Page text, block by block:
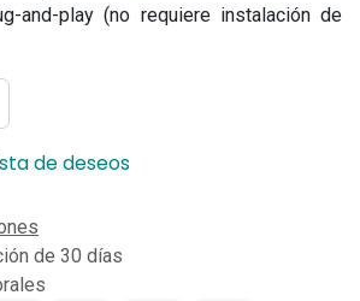
and-play (no requiere instalación de
de deseos
de 30 días